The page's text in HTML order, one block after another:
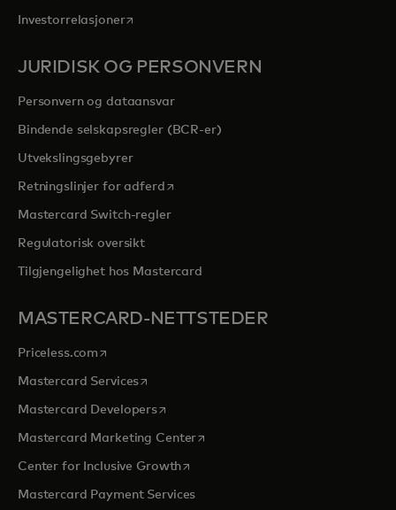
Investorrelasjoneropens in a new tab
JURIDISK OG PERSONVERN
Personvern og dataansvar
Bindende selskapsregler (BCR-er)
Utvekslingsgebyrer
Retningslinjer for adferdopens in a new tab
Mastercard Switch-regler
Regulatorisk oversikt
Tilgjengelighet hos Mastercard
MASTERCARD-NETTSTEDER
Priceless.com opens in a new tab
Mastercard Servicesopens in a new tab
Mastercard Developersopens in a new tab
Mastercard Marketing Centeropens in a new tab
Center for Inclusive Growthopens in a new tab
Mastercard Payment Services